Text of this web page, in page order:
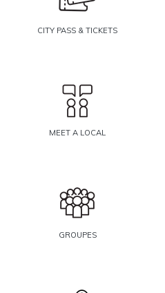
CITY PASS & TICKETS
MEET A LOCAL
GROUPES